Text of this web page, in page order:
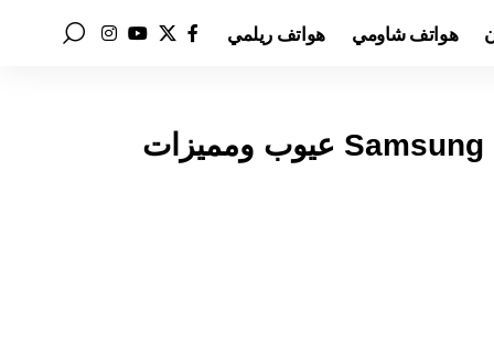
هواتف شاومي هواتف ريلمي